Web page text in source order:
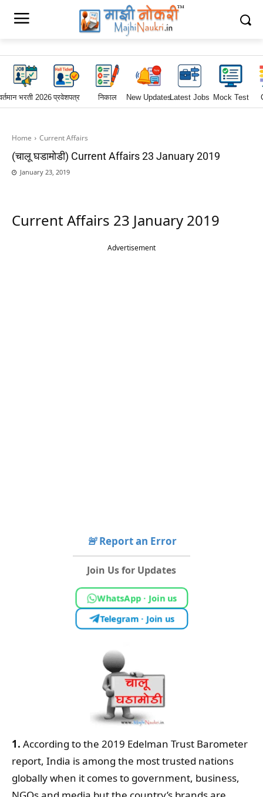
भरती 2026प्रवेशपत्र निकाल New UpdatesLatest Jobs Mock Test
Home Current Affairs
(चालू घडामोडी) Current Affairs 23 January 2019
January 23, 2019
Current Affairs 23 January 2019
Advertisement
🚨Report an Error
Join Us for Updates
WhatsApp · Join us
Telegram · Join us
1. According to the 2019 Edelman Trust Barometer
report, India is among the most trusted nations
globally when it comes to government, business,